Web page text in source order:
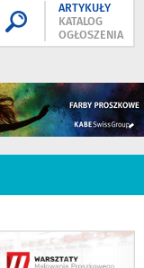
ARTYKUŁY
KATALOG
OGŁOSZENIA